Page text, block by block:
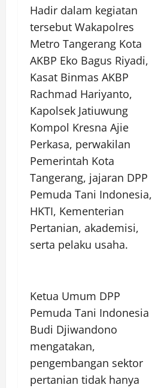
Hadir dalam kegiatan
tersebut Wakapolres
Metro Tangerang Kota
AKBP Eko Bagus Riyadi,
Kasat Binmas AKBP
Rachmad Hariyanto,
Kapolsek Jatiuwung
Kompol Kresna Ajie
Perkasa, perwakilan
Pemerintah Kota
Tangerang, jajaran DPP
Pemuda Tani Indonesia,
HKTI, Kementerian
Pertanian, akademisi,
serta pelaku usaha.
Ketua Umum DPP
Pemuda Tani Indonesia
Budi Djiwandono
mengatakan,
pengembangan sektor
pertanian tidak hanya